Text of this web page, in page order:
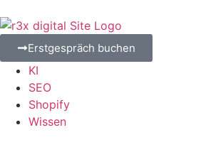
Erstgespräch buchen
KI
SEO
Shopify
Wissen